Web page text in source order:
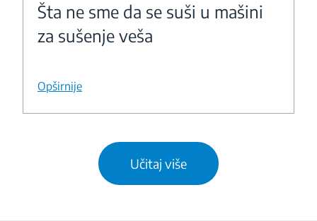
Šta ne sme da se suši u mašini
za sušenje veša
Opširnije
Učitaj više